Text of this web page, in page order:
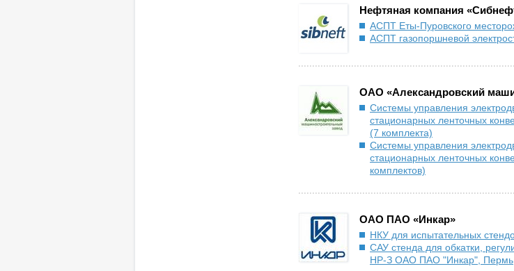
Нефтяная компания
АСПТ Еты-Пуровского
АСПТ газопоршневой
ОАО «Александровский
Системы управления
стационарных ленточных
(7 комплекта)
Системы управления
стационарных ленточных
комплектов)
ОАО ПАО «Инкар»
НКУ для испытательных
САУ стенда для обкатки,
НР-З ОАО ПАО "Инкар", Пермь